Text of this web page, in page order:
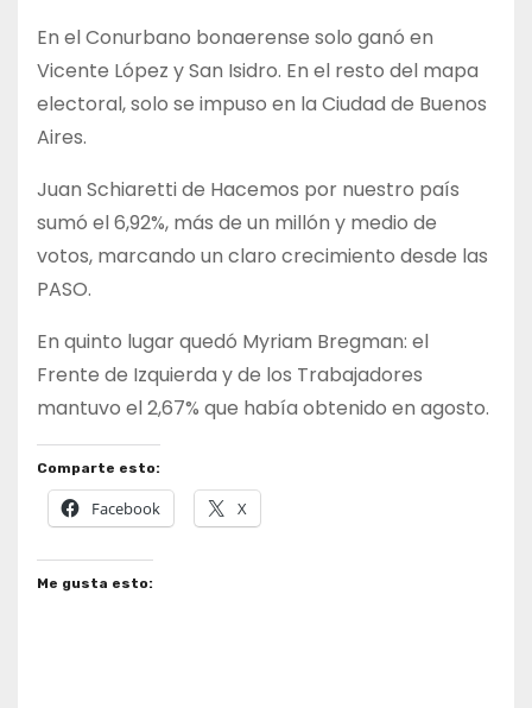
En el Conurbano bonaerense solo ganó en
Vicente López y San Isidro. En el resto del mapa
electoral, solo se impuso en la Ciudad de Buenos
Aires.
Juan Schiaretti de Hacemos por nuestro país
sumó el 6,92%, más de un millón y medio de
votos, marcando un claro crecimiento desde las
PASO.
En quinto lugar quedó Myriam Bregman: el
Frente de Izquierda y de los Trabajadores
mantuvo el 2,67% que había obtenido en agosto.
Comparte esto:
Facebook X
Me gusta esto: